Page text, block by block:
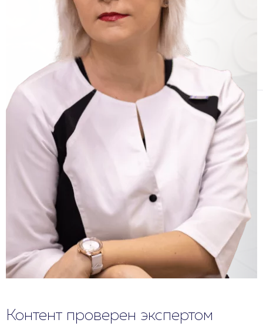
Контент проверен экспертом